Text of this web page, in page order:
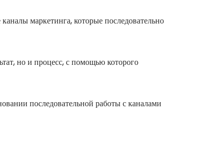
маркетинга, которые последовательно
но и процесс, с помощью которого
последовательной работы с каналами